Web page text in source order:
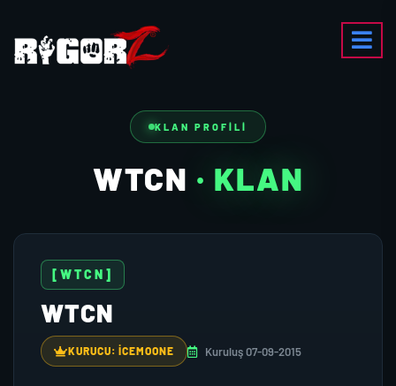
KLAN PROFILI
WTCN · KLAN
[WTCN]
WTCN
KURUCU: ICEMOONE Kuruluş 07-09-2015